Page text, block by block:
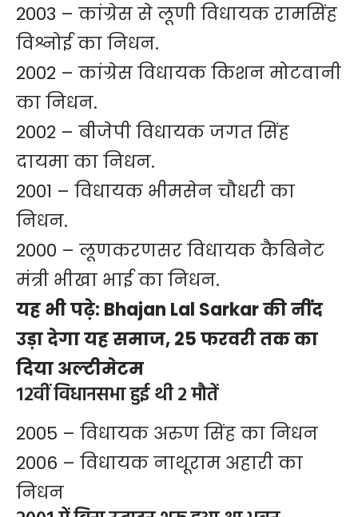
2003 – कांग्रेस से लूणी विधायक रामसिंह
विश्नोई का निधन.
2002 – कांग्रेस विधायक किशन मोटवानी
का निधन.
2002 – बीजेपी विधायक जगत सिंह
दायमा का निधन.
2001 – विधायक भीमसेन चौधरी का
निधन.
2000 – लूणकरणसर विधायक कैबिनेट
मंत्री भीखा भाई का निधन.
यह भी पढ़े: Bhajan Lal Sarkar की नींद
उड़ा देगा यह समाज, 25 फरवरी तक का
दिया अल्टीमेटम
12वीं विधानसभा हुई थी 2 मौतें
2005 – विधायक अरुण सिंह का निधन
2006 – विधायक नाथूराम अहारी का
निधन